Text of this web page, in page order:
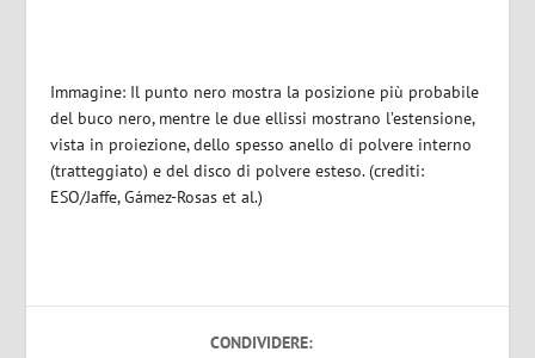
Immagine: Il punto nero mostra la posizione più probabile
del buco nero, mentre le due ellissi mostrano l’estensione,
vista in proiezione, dello spesso anello di polvere interno
(tratteggiato) e del disco di polvere esteso. (crediti:
ESO/Jaffe, Gámez-Rosas et al.)
CONDIVIDERE: